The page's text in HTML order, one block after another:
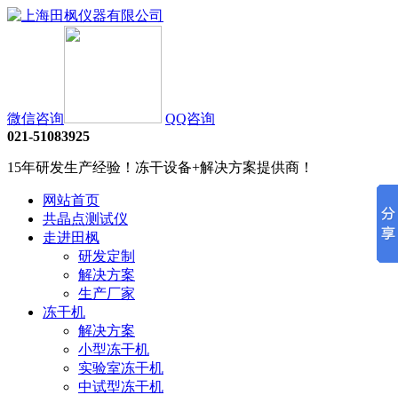
微信咨询
QQ咨询
021-51083925
15年研发生产经验！冻干设备+解决方案提供商！
网站首页
共晶点测试仪
走进田枫
研发定制
解决方案
生产厂家
冻干机
解决方案
小型冻干机
实验室冻干机
中试型冻干机